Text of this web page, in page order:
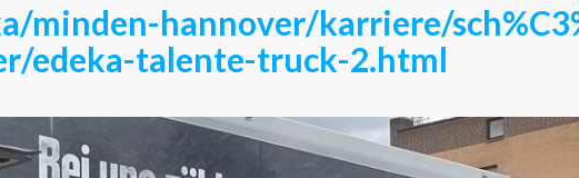
minden-hannover/karriere/
edeka-talente-truck-2.html